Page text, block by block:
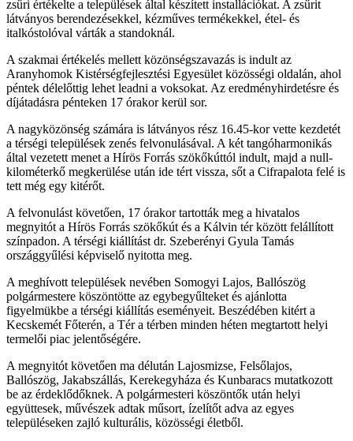
zsűri értékelte a települések által készített installációkat. A zsűrit
látványos berendezésekkel, kézműves termékekkel, étel- és
italkóstolóval várták a standoknál.
A szakmai értékelés mellett közönségszavazás is indult az
Aranyhomok Kistérségfejlesztési Egyesület közösségi oldalán, ahol
péntek délelőttig lehet leadni a voksokat. Az eredményhirdetésre és
díjátadásra pénteken 17 órakor kerül sor.
A nagyközönség számára is látványos rész 16.45-kor vette kezdetét
a térségi települések zenés felvonulásával. A két tangóharmonikás
által vezetett menet a Hírös Forrás szökőkúttól indult, majd a null-
kilométerkő megkerülése után ide tért vissza, sőt a Cifrapalota felé is
tett még egy kitérőt.
A felvonulást követően, 17 órakor tartották meg a hivatalos
megnyitót a Hírös Forrás szökőkút és a Kálvin tér között felállított
színpadon. A térségi kiállítást dr. Szeberényi Gyula Tamás
országgyűlési képviselő nyitotta meg.
A meghívott települések nevében Somogyi Lajos, Ballószög
polgármestere köszöntötte az egybegyűlteket és ajánlotta
figyelmükbe a térségi kiállítás eseményeit. Beszédében kitért a
Kecskemét Főterén, a Tér a térben minden héten megtartott helyi
termelői piac jelentőségére.
A megnyitót követően ma délután Lajosmizse, Felsőlajos,
Ballószög, Jakabszállás, Kerekegyháza és Kunbaracs mutatkozott
be az érdeklődőknek. A polgármesteri köszöntők után helyi
együttesek, művészek adtak műsort, ízelítőt adva az egyes
településeken zajló kulturális, közösségi életből.